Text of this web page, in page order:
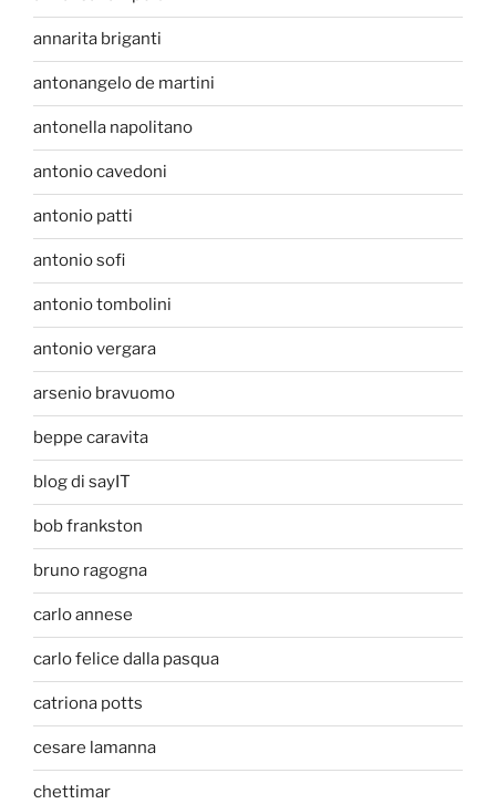
annarita briganti
antonangelo de martini
antonella napolitano
antonio cavedoni
antonio patti
antonio sofi
antonio tombolini
antonio vergara
arsenio bravuomo
beppe caravita
blog di sayIT
bob frankston
bruno ragogna
carlo annese
carlo felice dalla pasqua
catriona potts
cesare lamanna
chettimar